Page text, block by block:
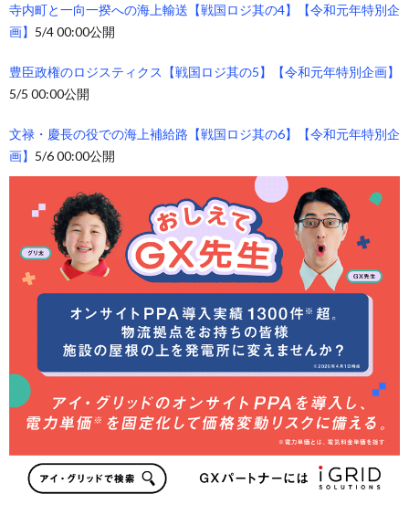
寺内町と一向一揆への海上輸送【戦国ロジ其の4】【令和元年特別企
画】 5/4 00:00公開
豊臣政権のロジスティクス【戦国ロジ其の5】【令和元年特別企画】
5/5 00:00公開
文禄・慶長の役での海上補給路【戦国ロジ其の6】【令和元年特別企
画】 5/6 00:00公開